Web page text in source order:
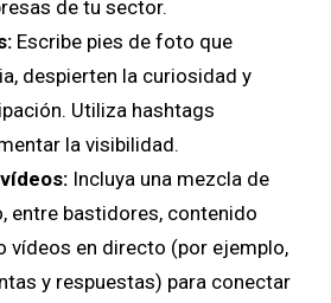
de tu sector.
Escribe pies de foto que
despierten la curiosidad y
Utiliza hashtags
la visibilidad.
Incluya una mezcla de
entre bastidores, contenido
vídeos en directo (por ejemplo,
y respuestas) para conectar